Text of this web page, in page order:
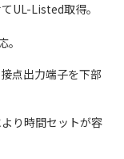
UL-Listed取得。
点出力端子を下部
り時間セットが容